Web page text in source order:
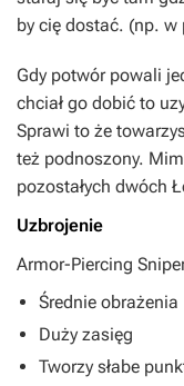
by cię dostać. (np.
Gdy potwór powali
chciał go dobić to
Sprawi to że
też podnoszony.
pozostałych dwóch
Uzbrojenie
Armor-Piercing
Średnie obrażenia
Duży zasięg
Tworzy słabe